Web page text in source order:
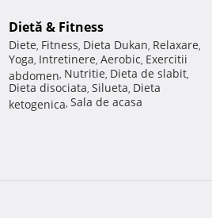
Dietă & Fitness
Diete, Fitness, Dieta Dukan, Relaxare,
Yoga, Intretinere, Aerobic, Exercitii
abdomen, Nutritie, Dieta de slabit,
Dieta disociata, Silueta, Dieta
ketogenica, Sala de acasa